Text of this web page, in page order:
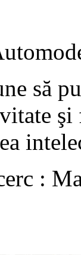
să
: